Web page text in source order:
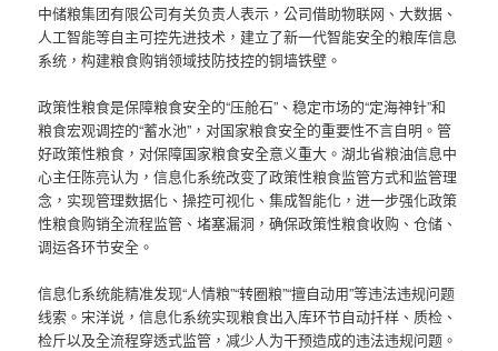
中储粮集团有限公司有关负责人表示，公司借助物联网、大数据、
人工智能等自主可控先进技术，建立了新一代智能安全的粮库信息
系统，构建粮食购销领域技防技控的铜墙铁壁。
政策性粮食是保障粮食安全的“压舱石”、稳定市场的“定海神针”和
粮食宏观调控的“蓄水池”，对国家粮食安全的重要性不言自明。管
好政策性粮食，对保障国家粮食安全意义重大。湖北省粮油信息中
心主任陈亮认为，信息化系统改变了政策性粮食监管方式和监管理
念，实现管理数据化、操控可视化、集成智能化，进一步强化政策
性粮食购销全流程监管、堵塞漏洞，确保政策性粮食收购、仓储、
调运各环节安全。
信息化系统能精准发现“人情粮”“转圈粮”“擅自动用”等违法违规问题
线索。宋洋说，信息化系统实现粮食出入库环节自动扦样、质检、
检斤以及全流程穿透式监管，减少人为干预造成的违法违规问题。